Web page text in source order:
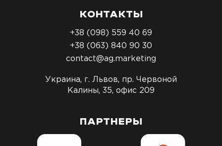
КОНТАКТЫ
+38 (098) 559 40 69
+38 (063) 840 90 30
contact@ag.marketing
Украина, г. Львов, пр. Червоной
Калины, 35, офис 209
ПАРТНЕРЫ